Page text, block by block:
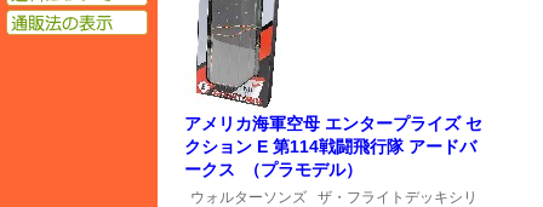
アメリカ海軍空母 エンタープライズ セ
クション E 第114戦闘飛行隊 アードバ
ークス （プラモデル）
ウォルターソンズ
ザ・フライトデッキシリ
通販法の表示